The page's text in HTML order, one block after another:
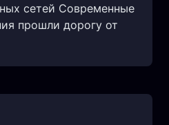
сетей Современные
прошли дорогу от